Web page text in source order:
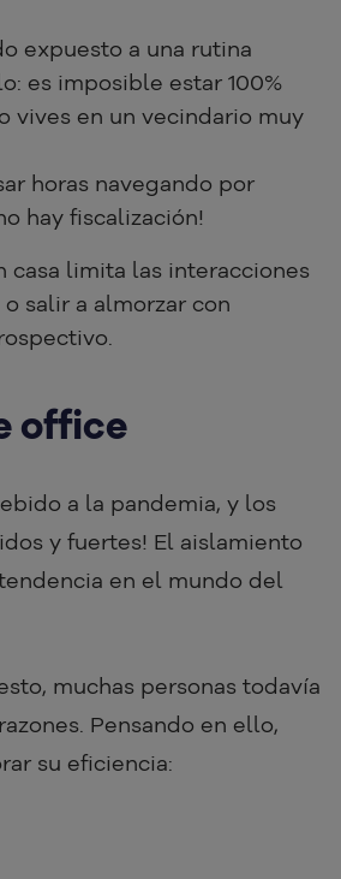
expuesto a una rutina
es imposible estar 100%
vives en un vecindario muy
horas navegando por
hay fiscalización!
casa limita las interacciones
salir a almorzar con
office
a la pandemia, y los
y fuertes! El aislamiento
en el mundo del
muchas personas todavía
Pensando en ello,
su eficiencia: